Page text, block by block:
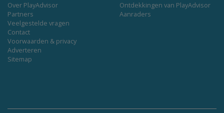
Over PlayAdvisor
Partners
Veelgestelde vragen
Contact
Voorwaarden & privacy
Adverteren
Sitemap
Ontdekkingen van PlayAdvisor
Aanraders